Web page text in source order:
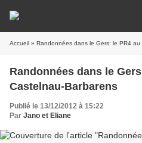
Accueil » Randonnées dans le Gers: le PR4
Randonnées dans le
Castelnau-Barbarens
Publié le 13/12/2012 à 15:22
Par Jano et Eliane